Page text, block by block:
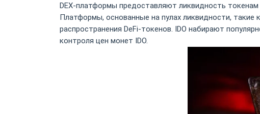
DEX-платформы предоставляют ликвидность токенам
Платформы, основанные на пулах ликвидности, такие
распространения DeFi-токенов. IDO набирают
контроля цен монет IDO.